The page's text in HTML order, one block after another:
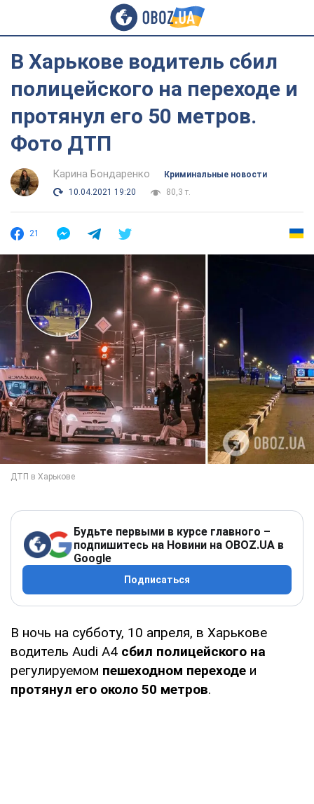
В Харькове водитель сбил
полицейского на переходе и
протянул его 50 метров.
Фото ДТП
Карина Бондаренко
Криминальные новости
10.04.2021 19:20
80,3 т.
21
Будьте первыми в курсе главного –
подпишитесь на Новини на OBOZ.UA в
Google
Подписаться
В ночь на субботу, 10 апреля, в Харькове
водитель Audi A4 сбил полицейского на
регулируемом пешеходном переходе и
протянул его около 50 метров.